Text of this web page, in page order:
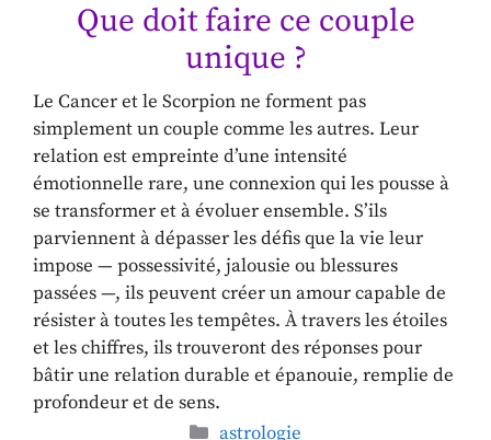
Que doit faire ce couple
unique ?
Le Cancer et le Scorpion ne forment pas
simplement un couple comme les autres. Leur
relation est empreinte d’une intensité
émotionnelle rare, une connexion qui les pousse à
se transformer et à évoluer ensemble. S’ils
parviennent à dépasser les défis que la vie leur
impose — possessivité, jalousie ou blessures
passées —, ils peuvent créer un amour capable de
résister à toutes les tempêtes. À travers les étoiles
et les chiffres, ils trouveront des réponses pour
bâtir une relation durable et épanouie, remplie de
profondeur et de sens.
astrologie